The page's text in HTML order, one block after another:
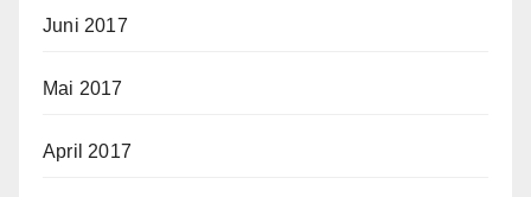
Juni 2017
Mai 2017
April 2017